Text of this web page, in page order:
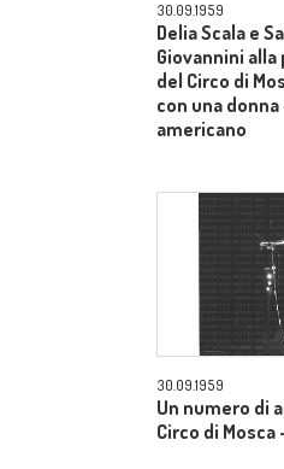
30.09.1959
Delia Scala e
Giovannini
del Circo di
con una
americano
30.09.1959
Un numero di
Circo di